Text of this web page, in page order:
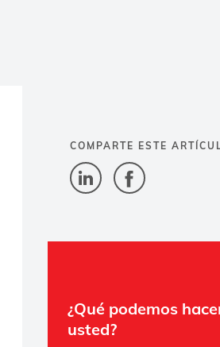
COMPARTE ESTE
¿Qué podemos
usted?